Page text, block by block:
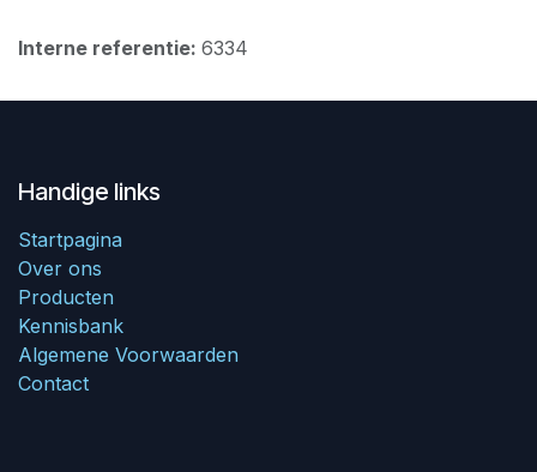
Interne referentie: 6334
Handige links
Startpagina
Over ons
Producten
Kennisbank
Algemene Voorwaarden
Contact